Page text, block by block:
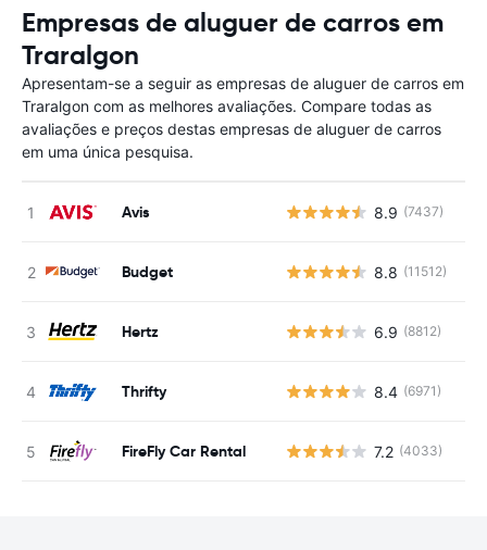
Empresas de aluguer de carros em
Traralgon
Apresentam-se a seguir as empresas de aluguer de carros em
Traralgon com as melhores avaliações. Compare todas as
avaliações e preços destas empresas de aluguer de carros
em uma única pesquisa.
Avis 8.9 (7437)
Budget 8.8 (11512)
Hertz 6.9 (8812)
Thrifty 8.4 (6971)
FireFly Car Rental 7.2 (4033)